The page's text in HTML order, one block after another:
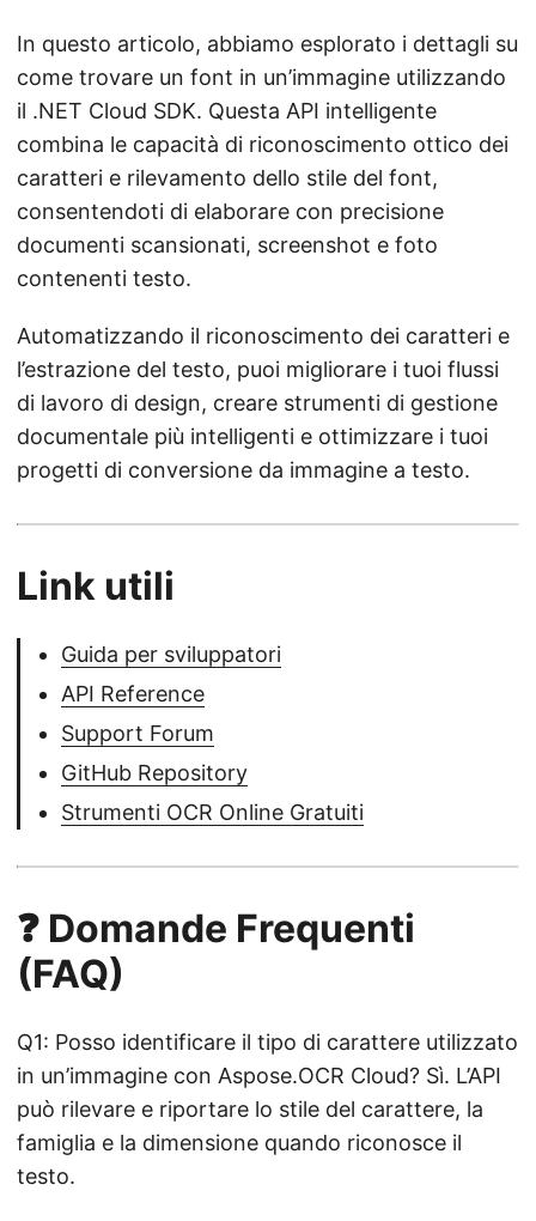
In questo articolo, abbiamo esplorato i dettagli su
come trovare un font in un’immagine utilizzando
il .NET Cloud SDK. Questa API intelligente
combina le capacità di riconoscimento ottico dei
caratteri e rilevamento dello stile del font,
consentendoti di elaborare con precisione
documenti scansionati, screenshot e foto
contenenti testo.
Automatizzando il riconoscimento dei caratteri e
l’estrazione del testo, puoi migliorare i tuoi flussi
di lavoro di design, creare strumenti di gestione
documentale più intelligenti e ottimizzare i tuoi
progetti di conversione da immagine a testo.
Link utili
Guida per sviluppatori
API Reference
Support Forum
GitHub Repository
Strumenti OCR Online Gratuiti
❓ Domande Frequenti
(FAQ)
Q1: Posso identificare il tipo di carattere utilizzato
in un’immagine con Aspose.OCR Cloud? Sì. L’API
può rilevare e riportare lo stile del carattere, la
famiglia e la dimensione quando riconosce il
testo.